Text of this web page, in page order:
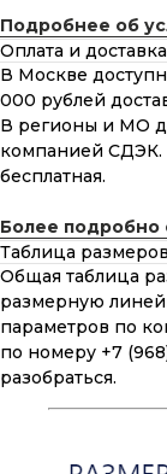
Подробнее об
Оплата и доставка
В Москве
000 рублей
В регионы и МО
компанией СДЭК.
бесплатная.
Более подробно
Таблица
Общая таблица
размерную
параметров по
по номеру +7
разобраться.